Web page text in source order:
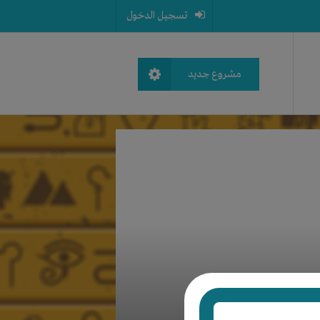
تسجيل الدخول
مشروع جديد